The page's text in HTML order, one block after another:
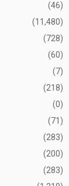
(46)
(11,480)
(728)
(60)
(7)
(218)
(0)
(71)
(283)
(200)
(283)